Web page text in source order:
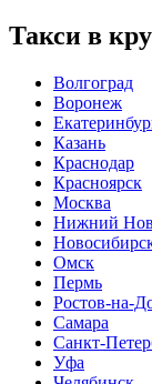
Такси в
Волгоград
Воронеж
Казань
Краснодар
Красноярск
Москва
Нижний
Омск
Пермь
Ростов-на-
Самара
Санкт-
Уфа